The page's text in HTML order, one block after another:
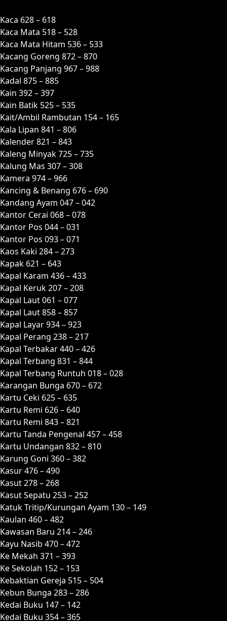
Kaca 628 – 618
Kaca Mata 518 – 528
Kaca Mata Hitam 536 – 533
Kacang Goreng 872 – 870
Kacang Panjang 967 – 988
Kadal 875 – 885
Kain 392 – 397
Kain Batik 525 – 535
Kait/Ambil Rambutan 154 – 165
Kala Lipan 841 – 806
Kalender 821 – 843
Kaleng Minyak 725 – 735
Kalung Mas 307 – 308
Kamera 974 – 966
Kancing & Benang 676 – 690
Kandang Ayam 047 – 042
Kantor Cerai 068 – 078
Kantor Pos 044 – 031
Kantor Pos 093 – 071
Kaos Kaki 284 – 273
Kapak 621 – 643
Kapal Karam 436 – 433
Kapal Keruk 207 – 208
Kapal Laut 061 – 077
Kapal Laut 858 – 857
Kapal Layar 934 – 923
Kapal Perang 238 – 217
Kapal Terbakar 440 – 426
Kapal Terbang 831 – 844
Kapal Terbang Runtuh 018 – 028
Karangan Bunga 670 – 672
Kartu Ceki 625 – 635
Kartu Remi 626 – 640
Kartu Remi 843 – 821
Kartu Tanda Pengenal 457 – 458
Kartu Undangan 832 – 810
Karung Goni 360 – 382
Kasur 476 – 490
Kasut 278 – 268
Kasut Sepatu 253 – 252
Katuk Tritip/Kurungan Ayam 130 – 149
Kaulan 460 – 482
Kawasan Baru 214 – 246
Kayu Nasib 470 – 472
Ke Mekah 371 – 393
Ke Sekolah 152 – 153
Kebaktian Gereja 515 – 504
Kebun Bunga 283 – 286
Kedai Buku 147 – 142
Kedai Buku 354 – 365